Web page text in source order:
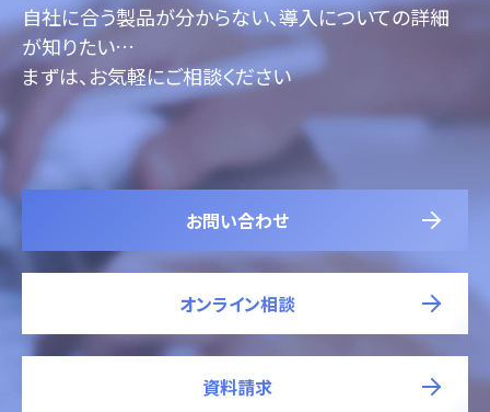
自社に合う製品が分からない、導入についての詳細
が知りたい…
まずは、お気軽にご相談ください
お問い合わせ
オンライン相談
資料請求